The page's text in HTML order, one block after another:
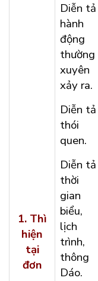
1. Thì
hiện
tại
đơn
Diễn tả
hành
động
thường
xuyên
xảy ra.
Diễn tả
thói
quen.
Diễn tả
thời
gian
biểu,
lịch
trình,
thông
Dáo.